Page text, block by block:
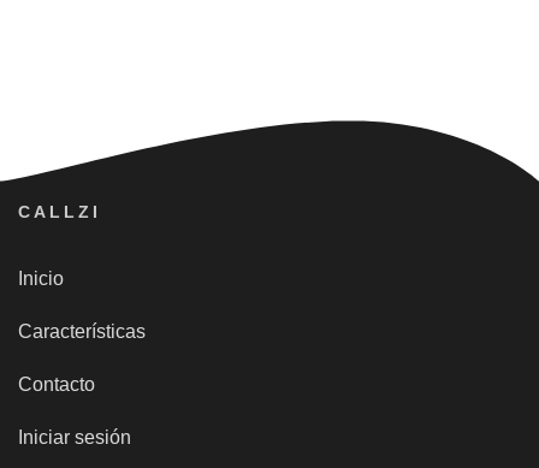
CALLZI
Inicio
Características
Contacto
Iniciar sesión